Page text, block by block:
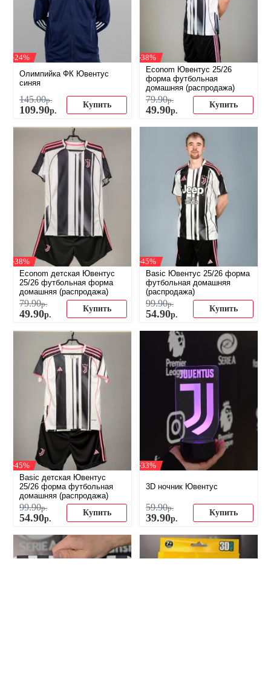
-24%
Олимпийка ФК Ювентус
синяя
145.00р.
109.90р.
Купить
-38%
Econom Ювентус 25/26
форма футбольная
домашняя (распродажа)
79.90р.
49.90р.
Купить
-38%
Econom детская Ювентус
25/26 футбольная форма
домашняя (распродажа)
79.90р.
49.90р.
Купить
-45%
Basic Ювентус 25/26 форма
футбольная домашняя
(распродажа)
99.90р.
54.90р.
Купить
-45%
Basic детская Ювентус
25/26 форма футбольная
домашняя (распродажа)
99.90р.
54.90р.
Купить
-33%
3D ночник Ювентус
59.90р.
39.90р.
Купить